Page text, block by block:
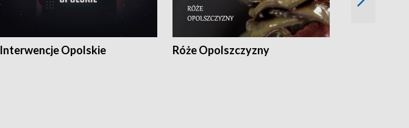
Interwencje Opolskie Róże Opolszczyzny